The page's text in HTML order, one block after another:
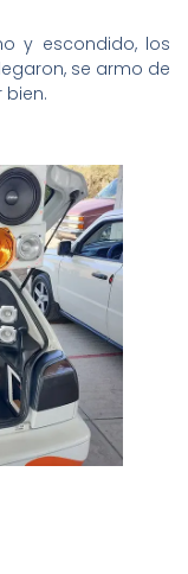
y escondido, los
se armo de